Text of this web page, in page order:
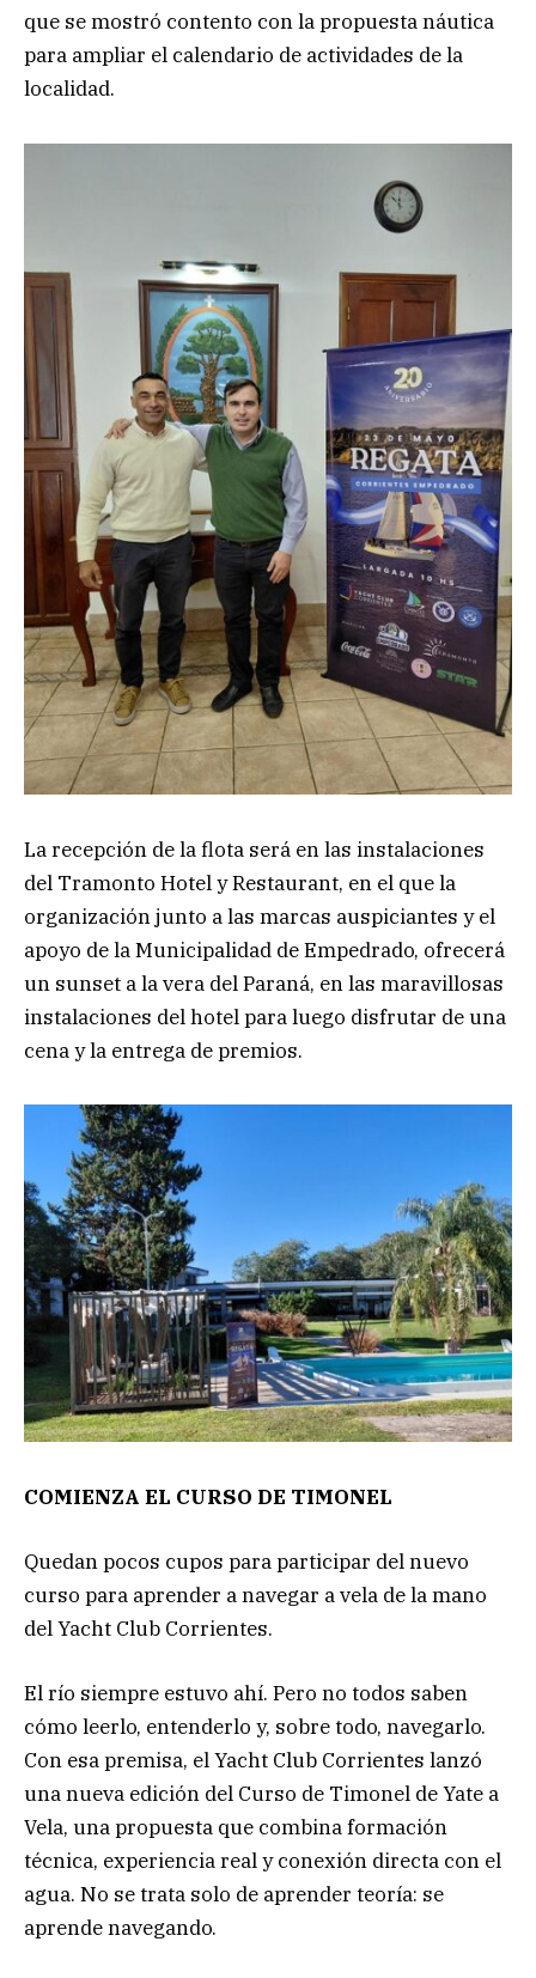
que se mostró contento con la propuesta náutica
para ampliar el calendario de actividades de la
localidad.
La recepción de la flota será en las instalaciones
del Tramonto Hotel y Restaurant, en el que la
organización junto a las marcas auspiciantes y el
apoyo de la Municipalidad de Empedrado, ofrecerá
un sunset a la vera del Paraná, en las maravillosas
instalaciones del hotel para luego disfrutar de una
cena y la entrega de premios.
COMIENZA EL CURSO DE TIMONEL
Quedan pocos cupos para participar del nuevo
curso para aprender a navegar a vela de la mano
del Yacht Club Corrientes.
El río siempre estuvo ahí. Pero no todos saben
cómo leerlo, entenderlo y, sobre todo, navegarlo.
Con esa premisa, el Yacht Club Corrientes lanzó
una nueva edición del Curso de Timonel de Yate a
Vela, una propuesta que combina formación
técnica, experiencia real y conexión directa con el
agua. No se trata solo de aprender teoría: se
aprende navegando.